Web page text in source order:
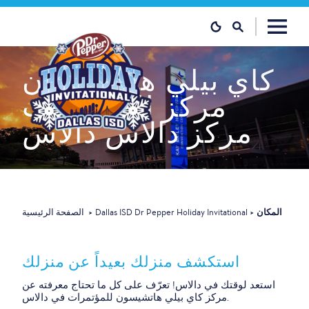
كاي بيلي هاتشيسون
مركز المؤتمرات
مركز دالاس دالاس
الصفحة الرئيسية Dallas ISD Dr Pepper Holiday Invitational المكان
استكشف منزلك بعيداً عن منزلك
استعد لوقتك في دالاس! تعرّف على كل ما تحتاج معرفته عن
مركز كاي بيلي هاتشيسون للمؤتمرات في دالاس.